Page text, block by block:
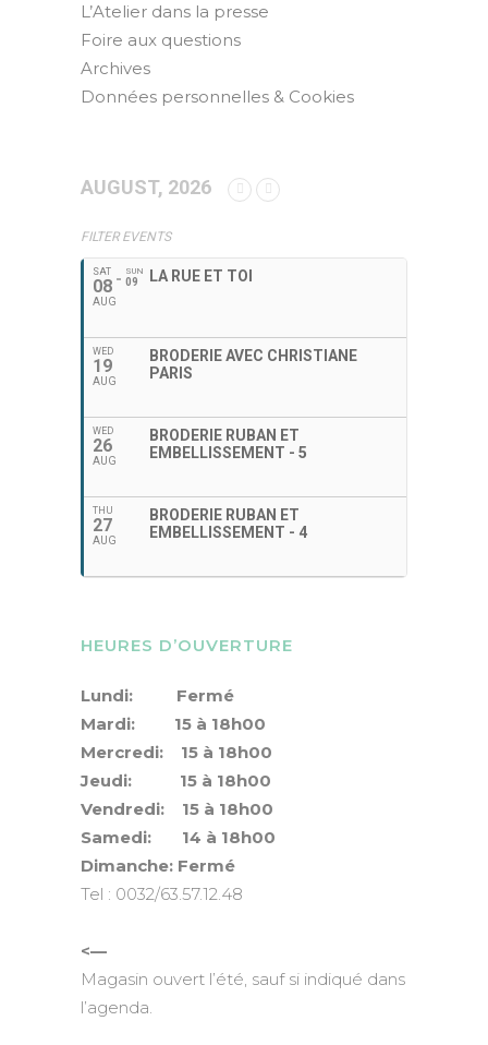
L’Atelier dans la presse
Foire aux questions
Archives
Données personnelles & Cookies
AUGUST, 2026
FILTER EVENTS
SAT
08
AUG
SUN
09 LA RUE ET TOI
WED
19
AUG
BRODERIE AVEC CHRISTIANE
PARIS
WED
26
AUG
BRODERIE RUBAN ET
EMBELLISSEMENT - 5
THU
27
AUG
BRODERIE RUBAN ET
EMBELLISSEMENT - 4
HEURES D’OUVERTURE
Lundi: Fermé
Mardi: 15 à 18h00
Mercredi: 15 à 18h00
Jeudi: 15 à 18h00
Vendredi: 15 à 18h00
Samedi: 14 à 18h00
Dimanche: Fermé
Tel : 0032/63.57.12.48
<—
Magasin ouvert l’été, sauf si indiqué dans
l’agenda.